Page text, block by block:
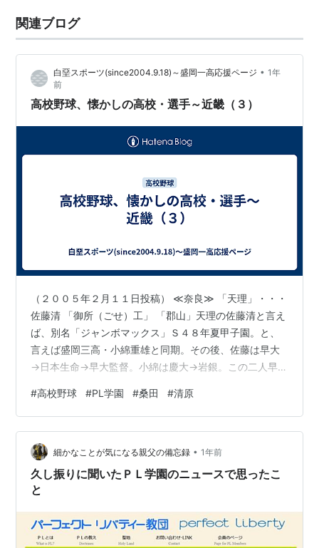
関連ブログ
白堊スポーツ(since2004.9.18)～盛岡一高応援ページ • 1年
前
高校野球、懐かしの高校・選手～近畿（３）
（２００５年２月１１日投稿） ≪奈良≫ 「天理」・・・
佐藤清 「御所（ごせ）工」 「郡山」天理の佐藤清と言え
ば、別名「ジャンボマックス」Ｓ４８年夏甲子園。と、
言えば盛岡三高・小綿重雄と同期。その後、佐藤は早大
→日本生命→早大監督。小綿は慶大→岩銀。この二人早慶
記憶によると・・・「おっ、小綿珍しく出てるじゃない
のっ！がんばれ！」と声援を送っていると小綿連打で満
塁の大ピンチ！運悪いことに打者早大４番マックス佐
藤。。。小綿渾身の投球も軽々とドデカイ一発！満塁ホ
ームラン！たまげたバッターだった。すんごく帽子が小
さく見えた（笑）。≪兵庫≫ 「報徳」・・・…
#高校野球 #PL学園 #桑田 #清原
細かなことが気になる親父の備忘録 • 1年前
久し振りに聞いたＰＬ学園のニュースで思ったこ
と